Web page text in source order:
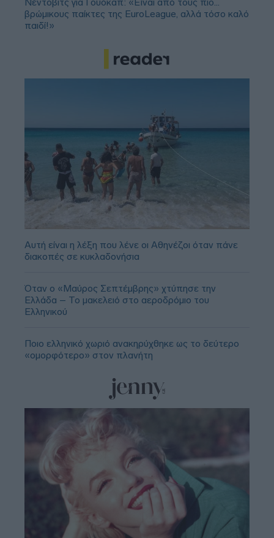
βρώμικους παίκτες της EuroLeague, αλλά τόσο καλό
παιδί!»
Αυτή είναι η λέξη που λένε οι Αθηνέζοι όταν πάνε
διακοπές σε κυκλαδονήσια
Όταν ο «Μαύρος Σεπτέμβρης» χτύπησε την
Ελλάδα – Το μακελειό στο αεροδρόμιο του
Ελληνικού
Ποιο ελληνικό χωριό ανακηρύχθηκε ως το δεύτερο
«ομορφότερο» στον πλανήτη